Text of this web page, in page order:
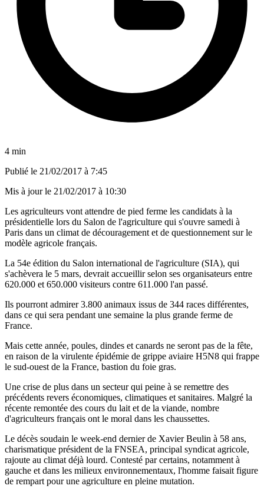
4 min
Publié le 21/02/2017 à 7:45
Mis à jour le 21/02/2017 à 10:30
Les agriculteurs vont attendre de pied ferme les candidats à la
présidentielle lors du Salon de l'agriculture qui s'ouvre samedi à
Paris dans un climat de découragement et de questionnement sur le
modèle agricole français.
La 54e édition du Salon international de l'agriculture (SIA), qui
s'achèvera le 5 mars, devrait accueillir selon ses organisateurs entre
620.000 et 650.000 visiteurs contre 611.000 l'an passé.
Ils pourront admirer 3.800 animaux issus de 344 races différentes,
dans ce qui sera pendant une semaine la plus grande ferme de
France.
Mais cette année, poules, dindes et canards ne seront pas de la fête,
en raison de la virulente épidémie de grippe aviaire H5N8 qui frappe
le sud-ouest de la France, bastion du foie gras.
Une crise de plus dans un secteur qui peine à se remettre des
précédents revers économiques, climatiques et sanitaires. Malgré la
récente remontée des cours du lait et de la viande, nombre
d'agriculteurs français ont le moral dans les chaussettes.
Le décès soudain le week-end dernier de Xavier Beulin à 58 ans,
charismatique président de la FNSEA, principal syndicat agricole,
rajoute au climat déjà lourd. Contesté par certains, notamment à
gauche et dans les milieux environnementaux, l'homme faisait figure
de rempart pour une agriculture en pleine mutation.